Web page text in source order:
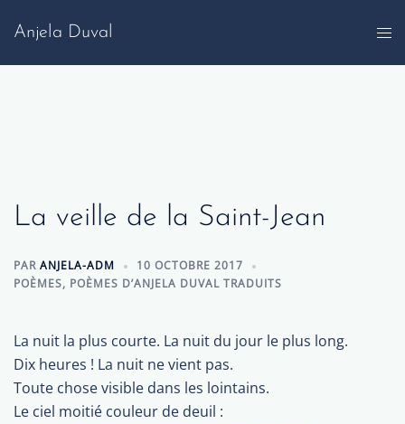
auAnjela Duval
La veille de la Saint-Jean
PAR ANJELA-ADM
10 OCTOBRE 2017
POÈMES, POÈMES D’ANJELA DUVAL TRADUITS
La nuit la plus courte. La nuit du jour le plus long.
Dix heures ! La nuit ne vient pas.
Toute chose visible dans les lointains.
Le ciel moitié couleur de deuil :